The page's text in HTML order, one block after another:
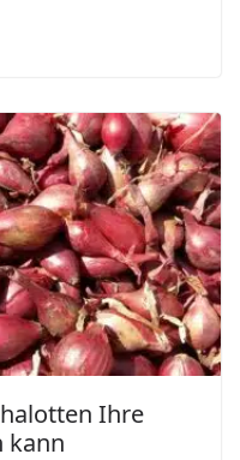
Ihre
kann